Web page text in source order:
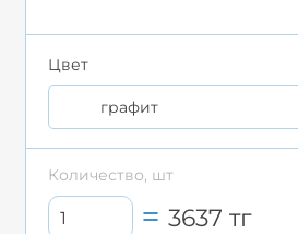
Цвет
графит
Количество, шт
3637тг